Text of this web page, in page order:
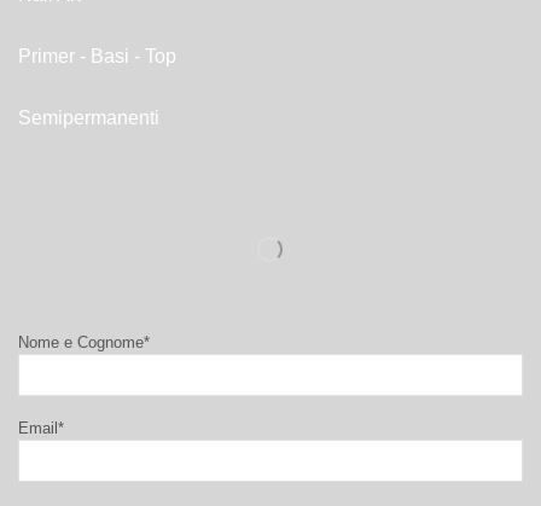
Primer - Basi - Top
Semipermanenti
Nome e Cognome*
Email*